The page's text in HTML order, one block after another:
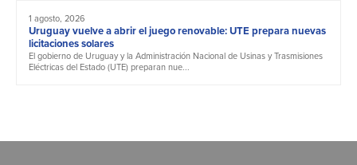
1 agosto, 2026
Uruguay vuelve a abrir el juego renovable: UTE prepara nuevas
licitaciones solares
El gobierno de Uruguay y la Administración Nacional de Usinas y Trasmisiones
Eléctricas del Estado (UTE) preparan nue...